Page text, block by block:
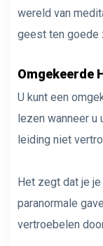
wereld van
geest ten goede
Omgekeerde
U kunt een
lezen wanneer u
leiding niet
Het zegt dat je
paranormale
vertroebelen